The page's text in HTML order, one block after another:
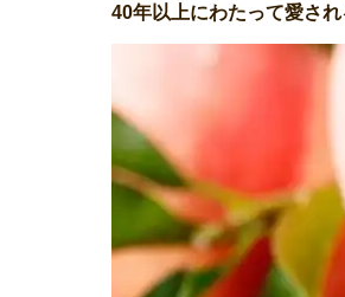
40年以上にわたって愛さ